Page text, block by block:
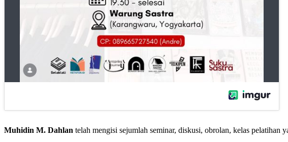
Muhidin M. Dahlan telah mengisi sejumlah seminar, diskusi, obrolan, kelas pelatihan